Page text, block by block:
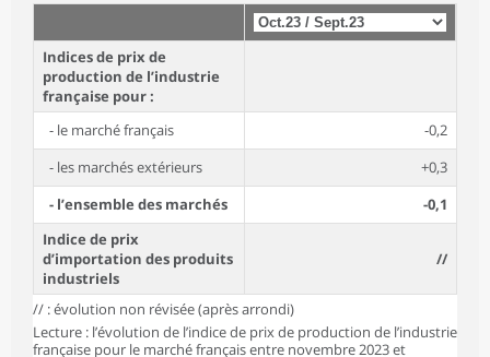
Indices de prix de
production de l’industrie
française pour :
- le marché français
-0,2
- les marchés extérieurs
+0,3
- l’ensemble des marchés
-0,1
Indice de prix
d’importation des produits
industriels
//
// : évolution non révisée (après arrondi)
Lecture : l’évolution de l’indice de prix de production de l’industrie
française pour le marché français entre novembre 2023 et